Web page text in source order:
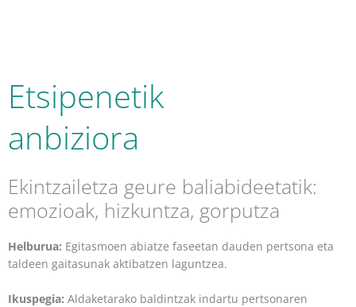
Etsipenetik
anbiziora
Ekintzailetza geure baliabideetatik:
emozioak, hizkuntza, gorputza
Helburua: Egitasmoen abiatze faseetan dauden pertsona eta
taldeen gaitasunak aktibatzen laguntzea.
Ikuspegia: Aldaketarako baldintzak indartu pertsonaren